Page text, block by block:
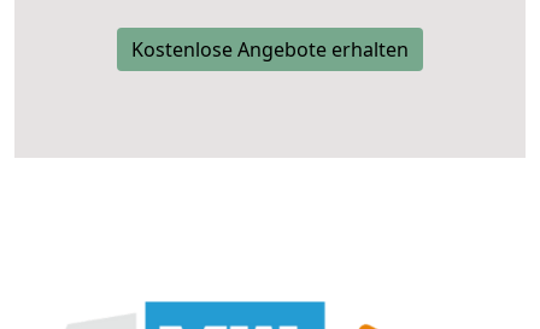
Kostenlose Angebote erhalten